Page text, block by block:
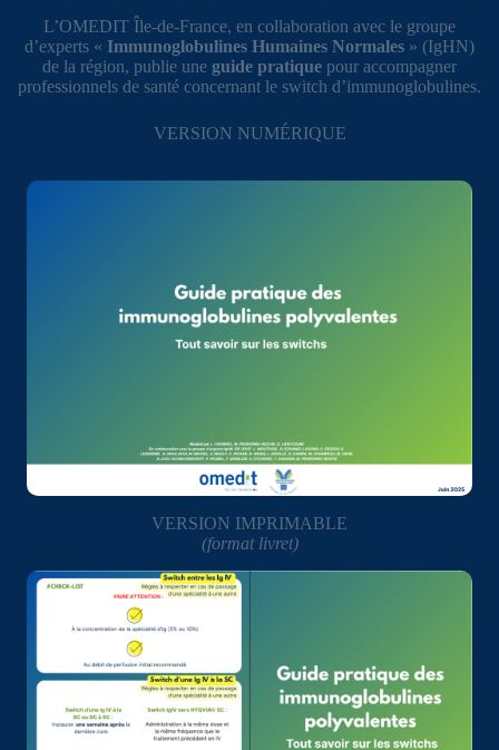
L’OMEDIT Île-de-France, en collaboration avec le groupe
d’experts « Immunoglobulines Humaines Normales » (IgHN)
de la région, publie une guide pratique pour accompagner
professionnels de santé concernant le switch d’immunoglobulines.
VERSION NUMÉRIQUE
VERSION IMPRIMABLE
(format livret)